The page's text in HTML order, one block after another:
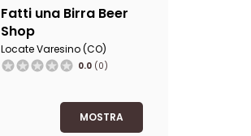
Fatti una Birra Beer
Shop
Locate Varesino (CO)
0.0(0)
MOSTRA